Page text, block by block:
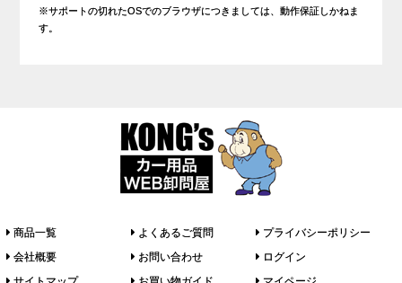
※サポートの切れたOSでのブラウザにつきましては、動作保証しかねま
す。
商品一覧
会社概要
よくあるご質問
お問い合わせ
プライバシーポリシー
ログイン